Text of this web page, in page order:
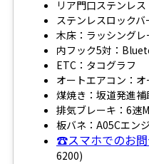
リア門口ステンレ
ステンレスロックバ
木床：ラッシング
内フック5対：
ETC：タコグラフ
オートエアコン：
煤焼き：坂道発進補
排気ブレーキ：6速
板バネ：A05Cエン
☎スマホでのお
6200)